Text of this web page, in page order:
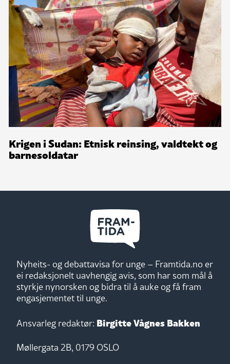
Krigen i Sudan: Etnisk reinsing, valdtekt og
barnesoldatar
Nyheits- og debattavisa for unge – Framtida.no er
ei redaksjonelt uavhengig avis, som har som mål å
styrkje nynorsken og bidra til å auke og få fram
engasjementet til unge.
Ansvarleg redaktør: Birgitte Vågnes Bakken
Møllergata 2B, 0179 OSLO